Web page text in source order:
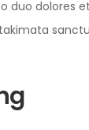
duo dolores